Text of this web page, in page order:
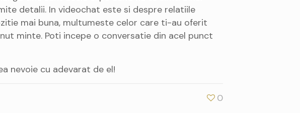
detalii. In videochat este si despre relatiile
mai buna, multumeste celor care ti-au oferit
minte. Poti incepe o conversatie din acel punct
nevoie cu adevarat de el!
0